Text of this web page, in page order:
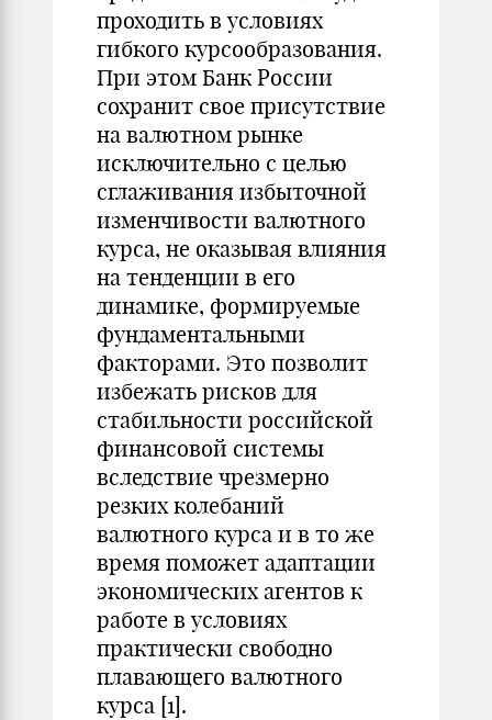
проходить в условиях
гибкого курсообразования.
При этом Банк России
сохранит свое присутствие
на валютном рынке
исключительно с целью
сглаживания избыточной
изменчивости валютного
курса, не оказывая влияния
на тенденции в его
динамике, формируемые
фундаментальными
факторами. Это позволит
избежать рисков для
стабильности российской
финансовой системы
вследствие чрезмерно
резких колебаний
валютного курса и в то же
время поможет адаптации
экономических агентов к
работе в условиях
практически свободно
плавающего валютного
курса [1].